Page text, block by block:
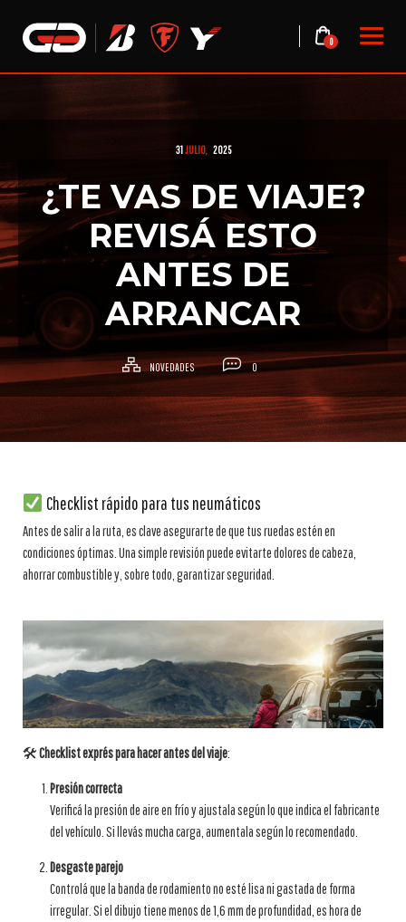
content
0
31JULIO, 2025
¿TE VAS DE VIAJE?
REVISÁ ESTO
ANTES DE
ARRANCAR
NOVEDADES 0
Checklist rápido para tus neumáticos
Antes de salir a la ruta, es clave asegurarte de que tus ruedas estén en
condiciones óptimas. Una simple revisión puede evitarte dolores de cabeza,
ahorrar combustible y, sobre todo, garantizar seguridad.
🛠Checklist exprés para hacer antes del viaje:
Presión correcta
Verificá la presión de aire en frío y ajustala según lo que indica el fabricante
del vehículo. Si llevás mucha carga, aumentala según lo recomendado.
Desgaste parejo
Controlá que la banda de rodamiento no esté lisa ni gastada de forma
irregular. Si el dibujo tiene menos de 1,6 mm de profundidad, es hora de